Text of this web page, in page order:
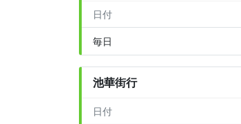
日付
毎日
池華街行
日付